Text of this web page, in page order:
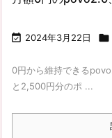
 2024年3月22日 
0円から維持できる
と2,500円分のポ ...